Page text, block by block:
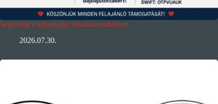
Segítsünk a kárpátaljai viharkárosultakon!
2026.07.30.